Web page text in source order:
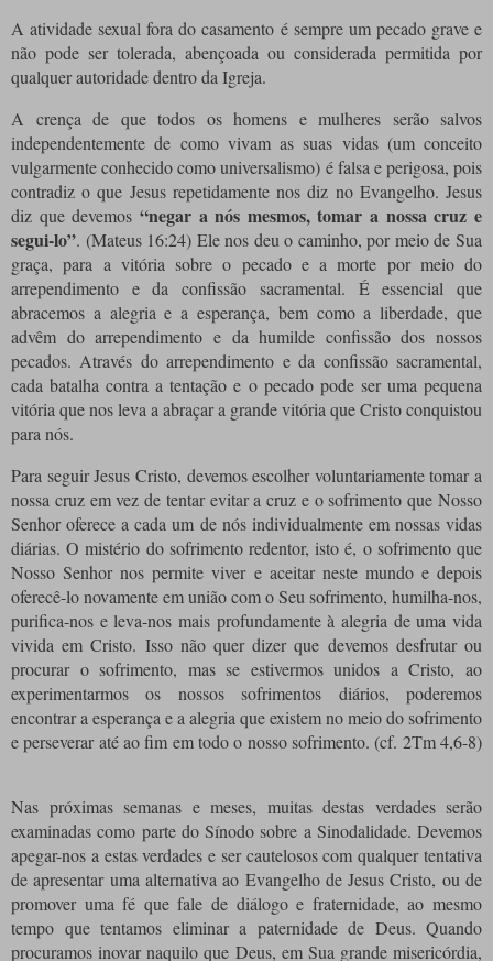
A atividade sexual fora do casamento é sempre um pecado grave e
não pode ser tolerada, abençoada ou considerada permitida por
qualquer autoridade dentro da Igreja.
A crença de que todos os homens e mulheres serão salvos
independentemente de como vivam as suas vidas (um conceito
vulgarmente conhecido como universalismo) é falsa e perigosa, pois
contradiz o que Jesus repetidamente nos diz no Evangelho. Jesus
diz que devemos “negar a nós mesmos, tomar a nossa cruz e
segui-lo”. (Mateus 16:24) Ele nos deu o caminho, por meio de Sua
graça, para a vitória sobre o pecado e a morte por meio do
arrependimento e da confissão sacramental.
É essencial que
abracemos a alegria e a esperança, bem como a liberdade, que
advêm do arrependimento e da humilde confissão dos nossos
pecados. Através do arrependimento e da confissão sacramental,
cada batalha contra a tentação e o pecado pode ser uma pequena
vitória que nos leva a abraçar a grande vitória que Cristo conquistou
para nós.
Para seguir Jesus Cristo, devemos escolher voluntariamente tomar a
nossa cruz em vez de tentar evitar a cruz e o sofrimento que Nosso
Senhor oferece a cada um de nós individualmente em nossas vidas
diárias. O mistério do sofrimento redentor, isto é, o sofrimento que
Nosso Senhor nos permite viver e aceitar neste mundo e depois
oferecê-lo novamente em união com o Seu sofrimento, humilha-nos,
purifica-nos e leva-nos mais profundamente à alegria de uma vida
vivida em Cristo. Isso não quer dizer que devemos desfrutar ou
procurar o sofrimento, mas se estivermos unidos a Cristo, ao
experimentarmos os nossos sofrimentos diários, poderemos
encontrar a esperança e a alegria que existem no meio do sofrimento
e perseverar até ao fim em todo o nosso sofrimento. (cf. 2Tm 4,6-8)
Nas próximas semanas e meses, muitas destas verdades serão
examinadas como parte do Sínodo sobre a Sinodalidade. Devemos
apegar-nos a estas verdades e ser cautelosos com qualquer tentativa
de apresentar uma alternativa ao Evangelho de Jesus Cristo, ou de
promover uma fé que fale de diálogo e fraternidade, ao mesmo
tempo que tentamos eliminar a paternidade de Deus. Quando
procuramos inovar naquilo que Deus, em Sua grande misericórdia,